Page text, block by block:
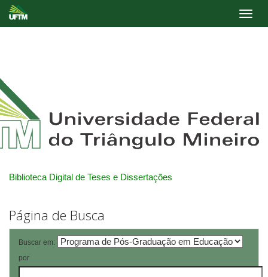
Biblioteca Digital de Teses e Dissertações
Página de Busca
Buscar em:
por